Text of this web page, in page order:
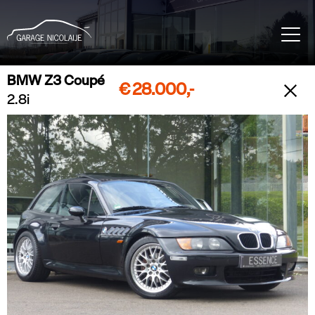
BMW Z3 Coupé
2.8i
€28.000,-